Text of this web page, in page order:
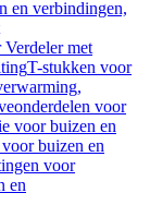
en verbindingen,
Verdeler met
T-stukken voor
voor
voor buizen en
buizen en
voor
en